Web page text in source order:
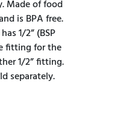
Made of food
is BPA free.
1/2” (BSP
fitting for the
1/2” fitting.
separately.